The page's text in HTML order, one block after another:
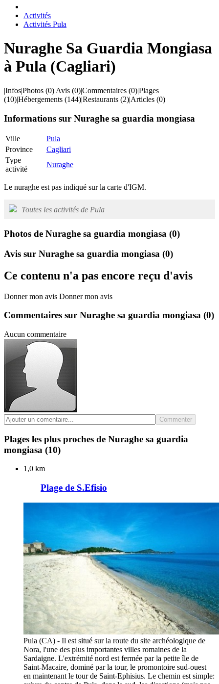
Activités
Activités Pula
Nuraghe Sa Guardia Mongiasa
à Pula (Cagliari)
|Infos|Photos (0)|Avis (0)|Commentaires (0)|Plages
(10)|Hébergements (144)|Restaurants (2)|Articles (0)
Informations sur Nuraghe sa guardia mongiasa
Ville
Pula
Province
Cagliari
Type
activité
Nuraghe
Le nuraghe est pas indiqué sur la carte d'IGM.
Toutes les activités de Pula
Photos de Nuraghe sa guardia mongiasa (0)
Avis sur Nuraghe sa guardia mongiasa (0)
Ce contenu n'a pas encore reçu d'avis
Donner mon avis Donner mon avis
Commentaires sur Nuraghe sa guardia mongiasa (0)
Aucun commentaire
Commenter
Plages les plus proches de Nuraghe sa guardia
mongiasa (10)
1,0 km
Plage de S.Efisio
Pula (CA) - Il est situé sur la route du site archéologique de
Nora, l'une des plus importantes villes romaines de la
Sardaigne. L'extrémité nord est fermée par la petite île de
Saint-Macaire, dominé par la tour, le promontoire sud-ouest
en maintenant le tour de Saint-Ephisius. Le chemin est simple: